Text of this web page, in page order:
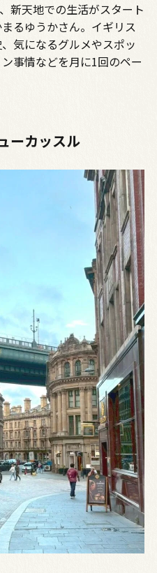
新天地での生活がスタート
るゆうかさん。イギリス
気になるグルメやスポッ
事情などを月に1回のペー
ーカッスル